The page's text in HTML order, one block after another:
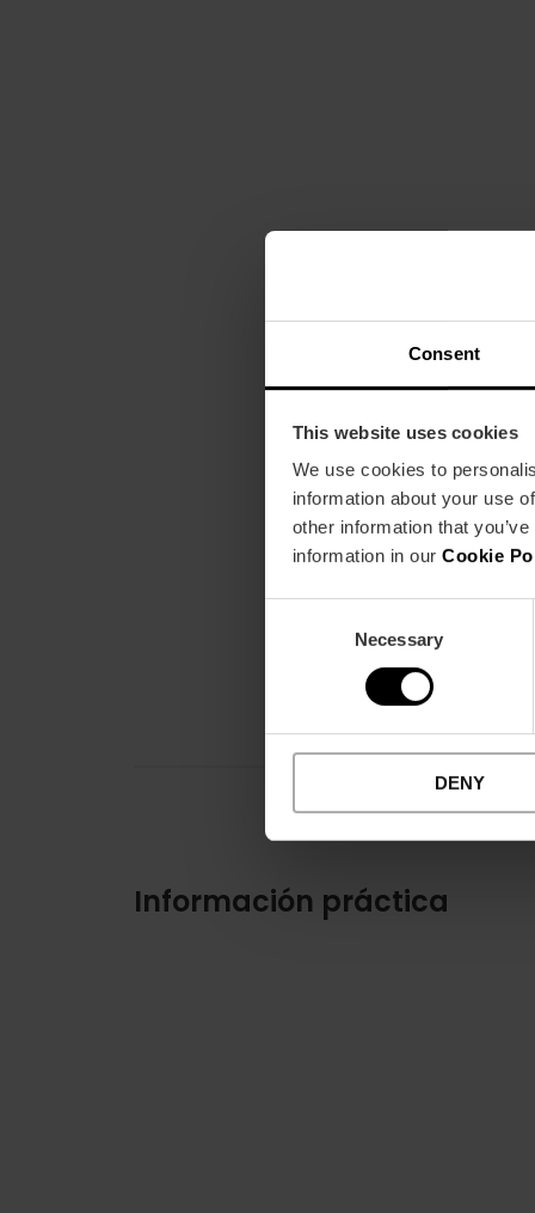
Consent
This website uses cookies
We use cookies to
information about your use
other information that
information in our Cookie
Necessary
DENY
Información práctica